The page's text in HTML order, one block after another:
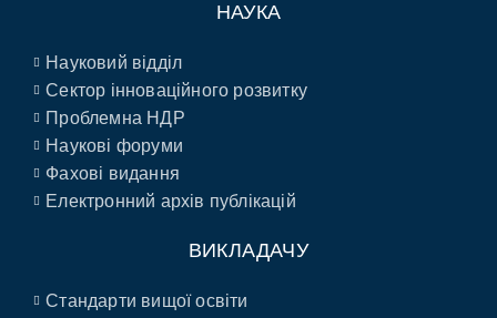
НАУКА
Науковий відділ
Сектор інноваційного розвитку
Проблемна НДР
Наукові форуми
Фахові видання
Електронний архів публікацій
ВИКЛАДАЧУ
Стандарти вищої освіти